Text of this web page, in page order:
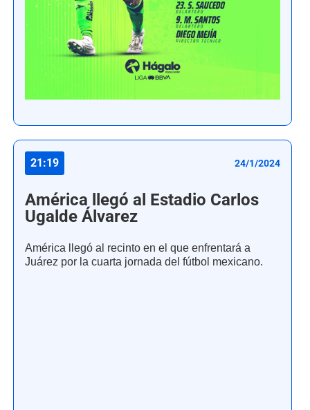
21:19 24/1/2024
América llegó al Estadio Carlos
Ugalde Álvarez
América llegó al recinto en el que enfrentará a
Juárez por la cuarta jornada del fútbol mexicano.